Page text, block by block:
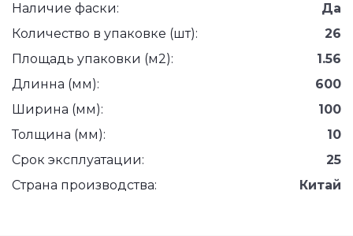
Наличие фаски:
Да
Количество в упаковке (шт):
26
Площадь упаковки (м2):
1.56
Длинна (мм):
600
Ширина (мм):
100
Толщина (мм):
10
Срок эксплуатации:
25
Страна производства:
Китай